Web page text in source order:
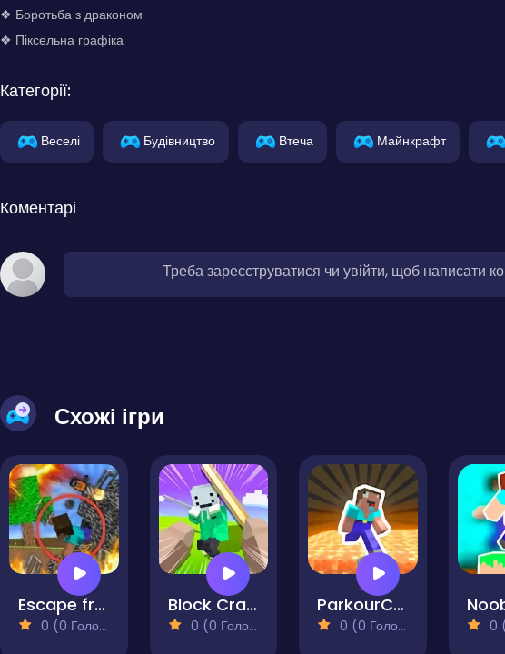
❖ Боротьба з драконом
❖ Піксельна графіка
Категорії:
Веселі Будівництво Втеча Майнкрафт
Коментарі
Треба зареєструватися чи увійти, щоб написати
Схожі ігри
Escape from the Prison in Mineblock! Destruction!
0 (0 Голосів)
Block Craft 3D 2
0 (0 Голосів)
ParkourCraft
0 (0 Голосів) 0